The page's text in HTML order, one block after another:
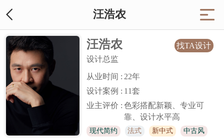
汪浩农
汪浩农
设计总监
从业时间 : 22年
设计案例 : 11套
业主评价 : 色彩搭配新颖、专业可
靠、设计水平高
现代简约 法式 新中式 中古风
找TA设计